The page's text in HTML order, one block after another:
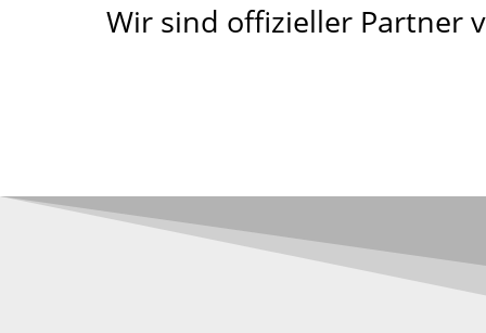
Wir sind offizieller Partner